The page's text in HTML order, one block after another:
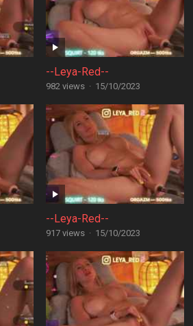
--Leya-Red--
982 views · 15/10/2023
--Leya-Red--
917 views · 15/10/2023